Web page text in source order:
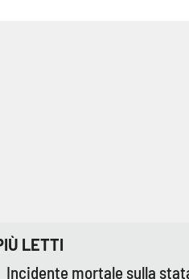
LETTI
Incidente mortale sulla